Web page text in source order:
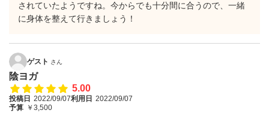
されていたようですね。今からでも十分間に合うので、一緒
に身体を整えて行きましょう！
ゲスト さん
陰ヨガ
5.00
投稿日 2022/09/07利用日 2022/09/07
予算 ￥3,500